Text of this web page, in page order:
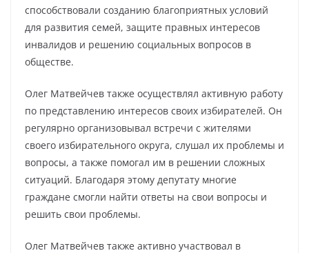
способствовали созданию благоприятных условий
для развития семей, защите правных интересов
инвалидов и решению социальных вопросов в
обществе.
Олег Матвейчев также осуществлял активную работу
по представлению интересов своих избирателей. Он
регулярно организовывал встречи с жителями
своего избирательного округа, слушал их проблемы и
вопросы, а также помогал им в решении сложных
ситуаций. Благодаря этому депутату многие
граждане смогли найти ответы на свои вопросы и
решить свои проблемы.
Олег Матвейчев также активно участвовал в